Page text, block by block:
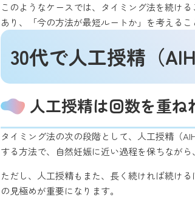
このようなケースでは、タイミング法を続け
あり、「今の方法が最短ルートか」を考えるこ
30代で人工授精（
人工授精は回数を重
タイミング法の次の段階として、人工授精（
する方法で、自然妊娠に近い過程を保ちなが
ただし、人工授精もまた、長く続ければ続け
の見極めが重要になります。